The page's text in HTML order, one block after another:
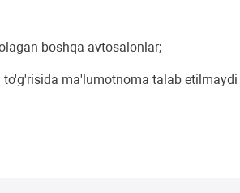
boshqa avtosalonlar;
ma'lumotnoma talab etilmaydi